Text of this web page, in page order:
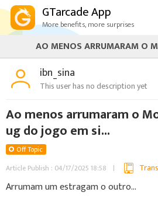
GTarcade App
More benefits, more surprises
ibn_sina
This user has no description yet
Ao menos arrumaram o
ug do jogo em si...
Off Topic
Article Publish : 04/17/2025 18:58
Arrumam um estragam o outro...